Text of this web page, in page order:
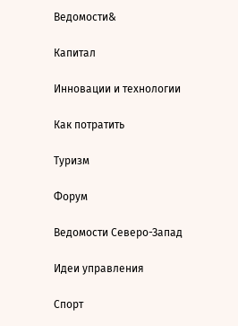
Ведомости&
Капитал
Инновации и технологии
Как потратить
Туризм
Форум
Ведомости Северо-Запад
Идеи управления
Спорт